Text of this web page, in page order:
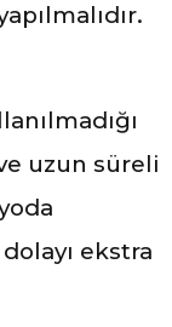
uzun süreli
ekstra